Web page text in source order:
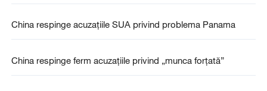
China respinge acuzațiile SUA privind problema Panama
China respinge ferm acuzațiile privind „munca forțată”